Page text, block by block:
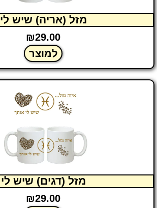
מזל (אריה) שיש לי
₪29.00
למוצר
מזל (דגים) שיש לי
₪29.00